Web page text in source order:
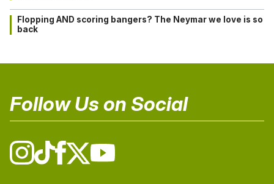
Flopping AND scoring bangers? The Neymar we love is so
back
Follow Us on Social